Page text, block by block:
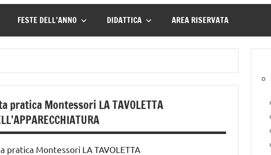
FESTE DELL’ANNO DIDATTICA AREA RISERVATA
pratica Montessori LA TAVOLETTA
pratica Montessori LA TAVOLETTA